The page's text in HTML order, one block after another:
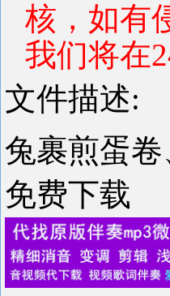
核，如有
我们将在
文件描述:
兔裹煎蛋
免费下载